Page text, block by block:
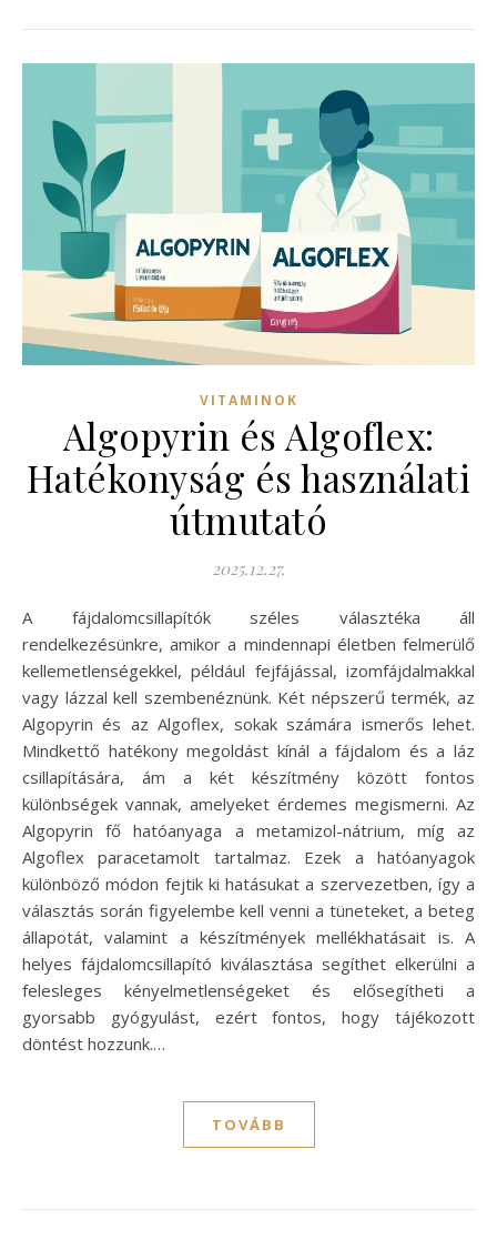
VITAMINOK
Algopyrin és Algoflex:
Hatékonyság és használati
útmutató
2025.12.27.
A fájdalomcsillapítók széles választéka áll
rendelkezésünkre, amikor a mindennapi életben felmerülő
kellemetlenségekkel, például fejfájással, izomfájdalmakkal
vagy lázzal kell szembenéznünk. Két népszerű termék, az
Algopyrin és az Algoflex, sokak számára ismerős lehet.
Mindkettő hatékony megoldást kínál a fájdalom és a láz
csillapítására, ám a két készítmény között fontos
különbségek vannak, amelyeket érdemes megismerni. Az
Algopyrin fő hatóanyaga a metamizol-nátrium, míg az
Algoflex paracetamolt tartalmaz. Ezek a hatóanyagok
különböző módon fejtik ki hatásukat a szervezetben, így a
választás során figyelembe kell venni a tüneteket, a beteg
állapotát, valamint a készítmények mellékhatásait is. A
helyes fájdalomcsillapító kiválasztása segíthet elkerülni a
felesleges kényelmetlenségeket és elősegítheti a
gyorsabb gyógyulást, ezért fontos, hogy tájékozott
döntést hozzunk.…
TOVÁBB